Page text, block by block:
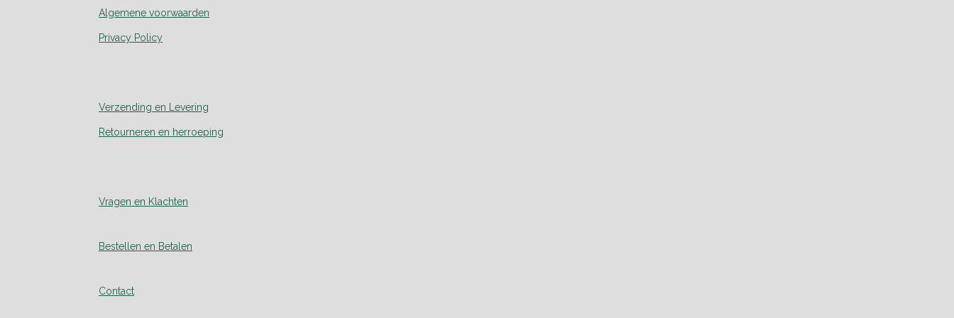
Algemene voorwaarden
Privacy Policy
Verzending en Levering
Retourneren en herroeping
Vragen en Klachten
Bestellen en Betalen
Contact